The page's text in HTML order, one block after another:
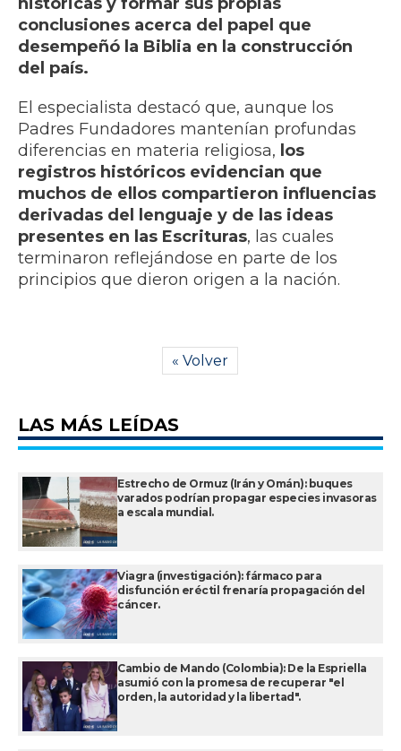
históricas y formar sus propias
conclusiones acerca del papel que
desempeñó la Biblia en la construcción
del país.
El especialista destacó que, aunque los
Padres Fundadores mantenían profundas
diferencias en materia religiosa, los
registros históricos evidencian que
muchos de ellos compartieron influencias
derivadas del lenguaje y de las ideas
presentes en las Escrituras, las cuales
terminaron reflejándose en parte de los
principios que dieron origen a la nación.
« Volver
LAS MÁS LEÍDAS
Estrecho de Ormuz (Irán y Omán): buques
varados podrían propagar especies invasoras
a escala mundial.
Viagra (investigación): fármaco para
disfunción eréctil frenaría propagación del
cáncer.
Cambio de Mando (Colombia): De la Espriella
asumió con la promesa de recuperar "el
orden, la autoridad y la libertad".